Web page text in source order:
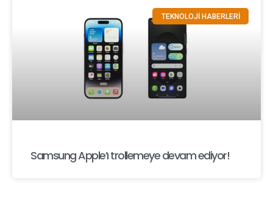
TEKNOLOJİ HABERLERİ
Samsung Apple’ı trollemeye devam ediyor!